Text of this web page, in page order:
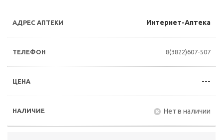
Интернет-Аптека
8(3822)607-507
---
Нет в наличии